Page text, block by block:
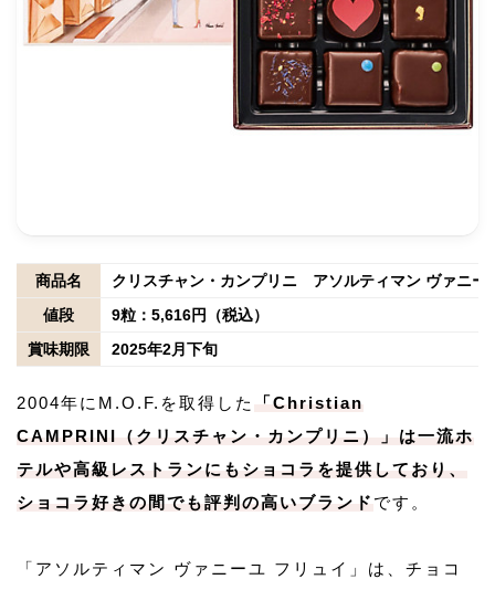
商品名
クリスチャン・カンプリニ アソルティマン ヴァニー
値段
9粒：5,616円（税込）
賞味期限
2025年2月下旬
2004年にM.O.F.を取得した
「Christian
CAMPRINI（クリスチャン・カンプリニ）」は一流ホ
テルや高級レストランにもショコラを提供しており、
ショコラ好きの間でも評判の高いブランド です。
「アソルティマン ヴァニーユ フリュイ」は、チョコ